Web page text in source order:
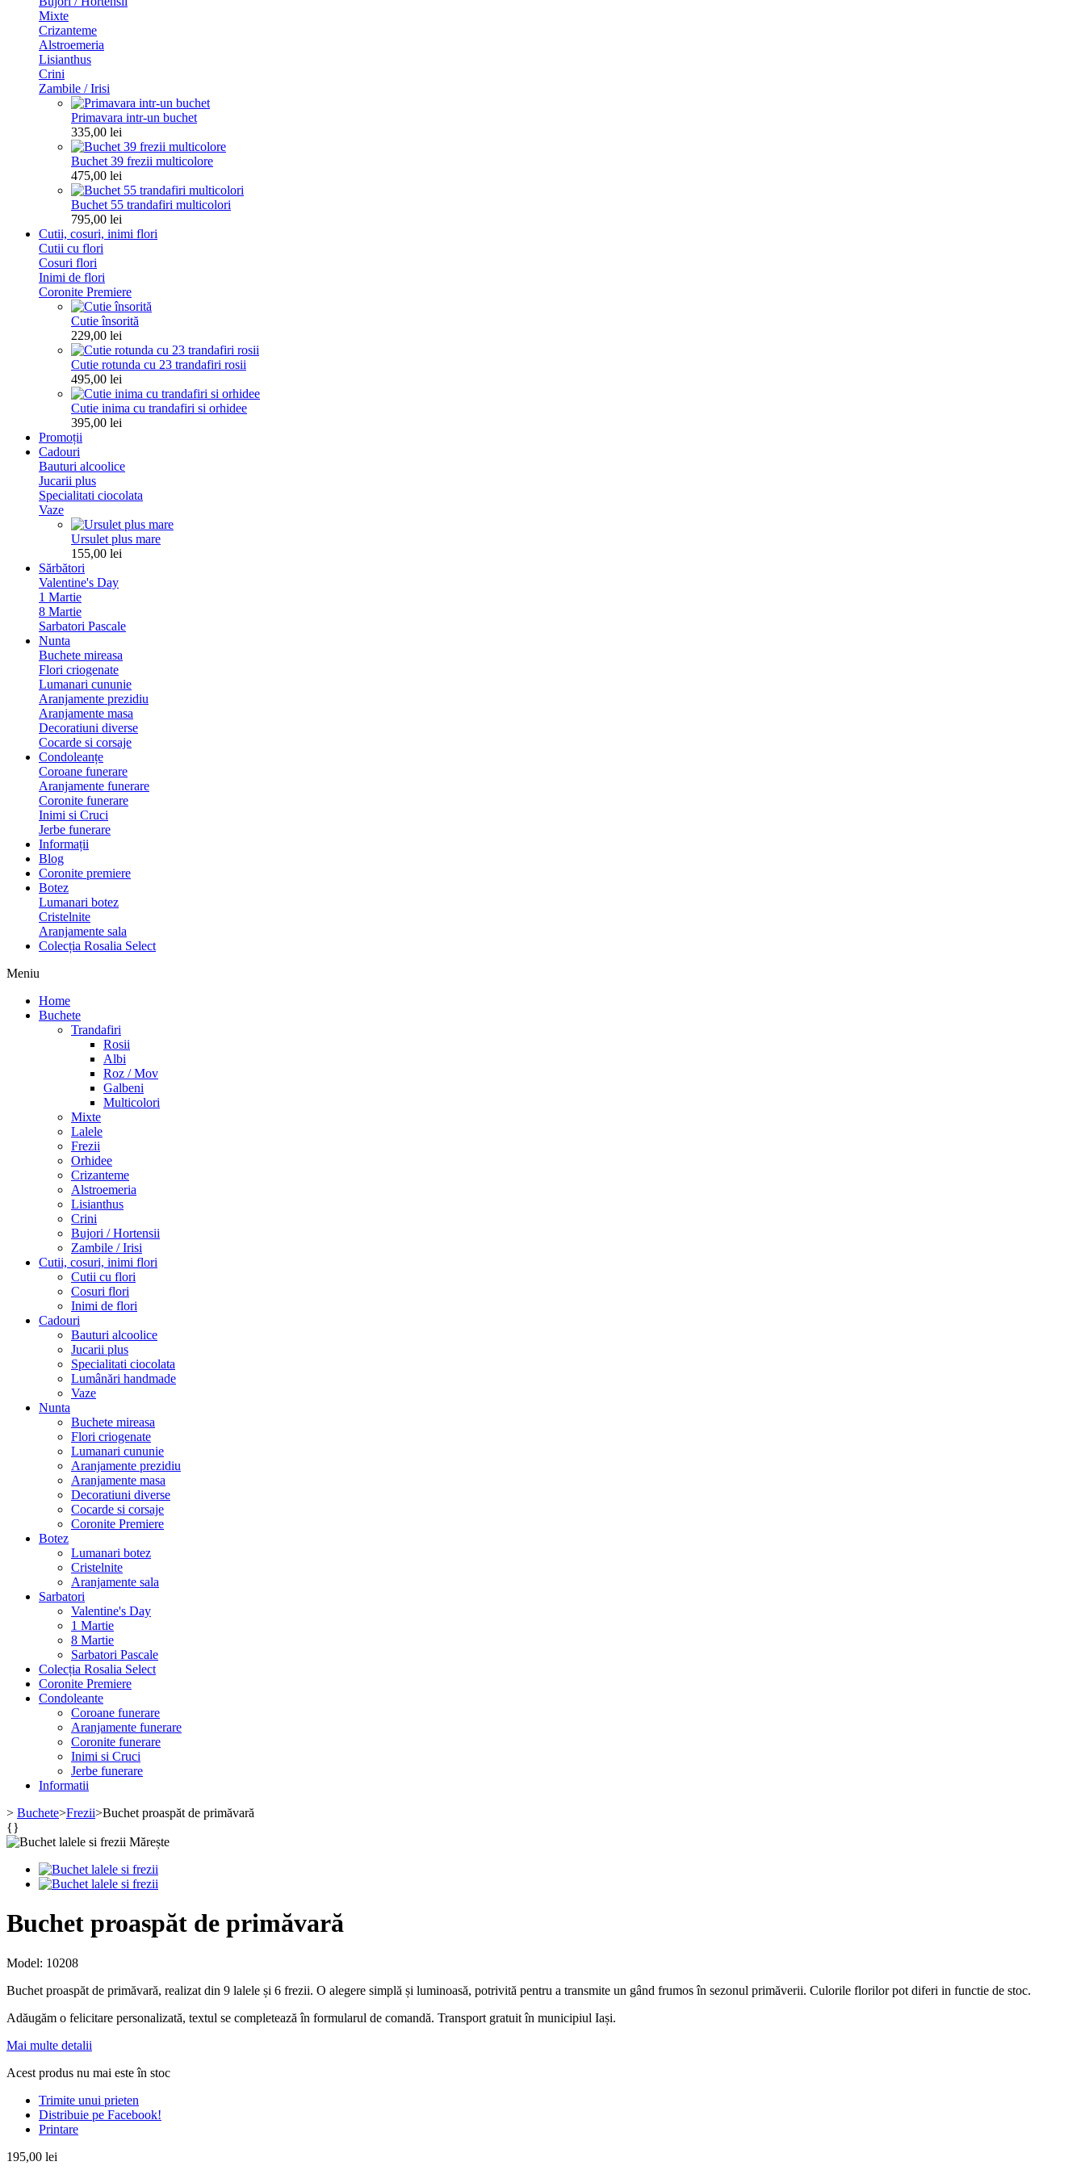
Mixte
Crizanteme
Alstroemeria
Lisianthus
Crini
Zambile / Irisi
Primavara intr-un buchet
335,00 lei
Buchet 39 frezii multicolore
475,00 lei
Buchet 55 trandafiri multicolori
795,00 lei
Cutii, cosuri, inimi flori
Cutii cu flori
Cosuri flori
Inimi de flori
Coronite Premiere
Cutie însorită
229,00 lei
Cutie rotunda cu 23 trandafiri rosii
495,00 lei
Cutie inima cu trandafiri si orhidee
395,00 lei
Promoții
Cadouri
Bauturi alcoolice
Jucarii plus
Specialitati ciocolata
Vaze
Ursulet plus mare
155,00 lei
Sărbători
Valentine's Day
1 Martie
8 Martie
Sarbatori Pascale
Nunta
Buchete mireasa
Flori criogenate
Lumanari cununie
Aranjamente prezidiu
Aranjamente masa
Decoratiuni diverse
Cocarde si corsaje
Condoleanțe
Coroane funerare
Aranjamente funerare
Coronite funerare
Inimi si Cruci
Jerbe funerare
Informații
Blog
Coronite premiere
Botez
Lumanari botez
Cristelnite
Aranjamente sala
Colecția Rosalia Select
Meniu
Home
Buchete
Trandafiri
Rosii
Albi
Roz / Mov
Galbeni
Multicolori
Mixte
Lalele
Frezii
Orhidee
Crizanteme
Alstroemeria
Lisianthus
Crini
Bujori / Hortensii
Zambile / Irisi
Cutii, cosuri, inimi flori
Cutii cu flori
Cosuri flori
Inimi de flori
Cadouri
Bauturi alcoolice
Jucarii plus
Specialitati ciocolata
Lumânări handmade
Vaze
Nunta
Buchete mireasa
Flori criogenate
Lumanari cununie
Aranjamente prezidiu
Aranjamente masa
Decoratiuni diverse
Cocarde si corsaje
Coronite Premiere
Botez
Lumanari botez
Cristelnite
Aranjamente sala
Sarbatori
Valentine's Day
1 Martie
8 Martie
Sarbatori Pascale
Colecția Rosalia Select
Coronite Premiere
Condoleante
Coroane funerare
Aranjamente funerare
Coronite funerare
Inimi si Cruci
Jerbe funerare
Informatii
> Buchete>Frezii>Buchet proaspăt de primăvară
{}
Mărește
Buchet proaspăt de primăvară
Model: 10208
Buchet proaspăt de primăvară, realizat din 9 lalele și 6 frezii. O alegere simplă și luminoasă, potrivită pentru a transmite un gând frumos în sezonul primăverii. Culorile florilor pot diferi in functie de stoc.
Adăugăm o felicitare personalizată, textul se completează în formularul de comandă. Transport gratuit în municipiul Iași.
Mai multe detalii
Acest produs nu mai este în stoc
Trimite unui prieten
Distribuie pe Facebook!
Printare
195,00 lei